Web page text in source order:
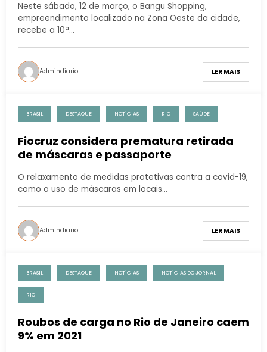
Neste sábado, 12 de março, o Bangu Shopping,
empreendimento localizado na Zona Oeste da cidade,
recebe a 10ª…
Admindiario LER MAIS
BRASIL DESTAQUE NOTÍCIAS RIO SAÚDE
Fiocruz considera prematura retirada
de máscaras e passaporte
O relaxamento de medidas protetivas contra a covid-19,
como o uso de máscaras em locais…
Admindiario LER MAIS
BRASIL DESTAQUE NOTÍCIAS NOTÍCIAS DO JORNAL
RIO
Roubos de carga no Rio de Janeiro caem
9% em 2021